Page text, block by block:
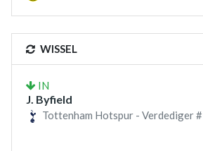
WISSEL
IN
J. Byfield
Tottenham Hotspur - Verdediger #